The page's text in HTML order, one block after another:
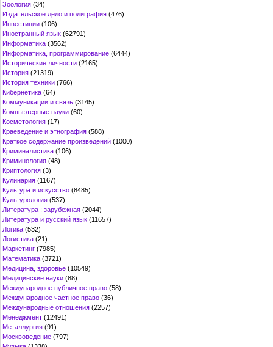
Зоология (34)
Издательское дело и полиграфия (476)
Инвестиции (106)
Иностранный язык (62791)
Информатика (3562)
Информатика, программирование (6444)
Исторические личности (2165)
История (21319)
История техники (766)
Кибернетика (64)
Коммуникации и связь (3145)
Компьютерные науки (60)
Косметология (17)
Краеведение и этнография (588)
Краткое содержание произведений (1000)
Криминалистика (106)
Криминология (48)
Криптология (3)
Кулинария (1167)
Культура и искусство (8485)
Культурология (537)
Литература : зарубежная (2044)
Литература и русский язык (11657)
Логика (532)
Логистика (21)
Маркетинг (7985)
Математика (3721)
Медицина, здоровье (10549)
Медицинские науки (88)
Международное публичное право (58)
Международное частное право (36)
Международные отношения (2257)
Менеджмент (12491)
Металлургия (91)
Москвоведение (797)